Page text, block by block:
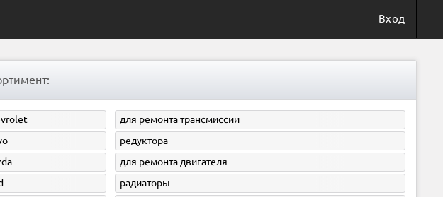
Вход
для ремонта трансмиссии
редуктора
для ремонта двигателя
радиаторы